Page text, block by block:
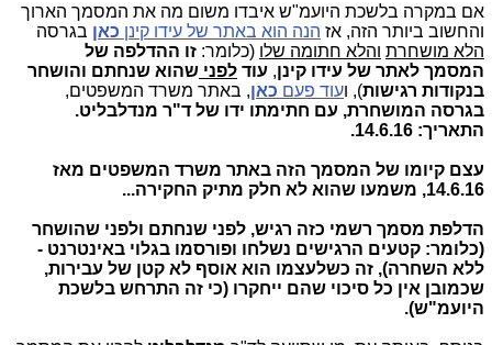
אם במקרה בלשכת היועמ"ש איבדו משום מה את המסמך הארוך
והחשוב ביותר הזה, אז הנה הוא באתר של עידו קינן כאן בגרסה
הלא מושחרת והלא חתומה שלו (כלומר: זו ההדלפה של
המסמך לאתר של עידו קינן, עוד לפני שהוא שנחתם והושחר
בנקודות רגישות), ועוד פעם כאן, באתר משרד המשפטים,
בגרסה המושחרת, עם חתימתו ידו של ד"ר מנדלבליט.
התאריך: 14.6.16.
עצם קיומו של המסמך הזה באתר משרד המשפטים מאז
14.6.16, משמעו שהוא לא חלק מתיק החקירה...
הדלפת מסמך רשמי כזה רגיש, לפני שנחתם ולפני שהושחר
(כלומר: קטעים הרגישים נשלחו ופורסמו בגלוי באינטרנט -
ללא השחרה), זה כשלעצמו הוא אוסף לא קטן של עבירות,
שכמובן אין כל סיכוי שהם ייחקרו (כי זה התרחש בלשכת
היועמ"ש).